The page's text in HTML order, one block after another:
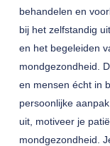
behandelen en
bij het zelfstandig
en het begeleiden
mondgezondheid.
en mensen écht in
persoonlijke
uit, motiveer je
mondgezondheid.